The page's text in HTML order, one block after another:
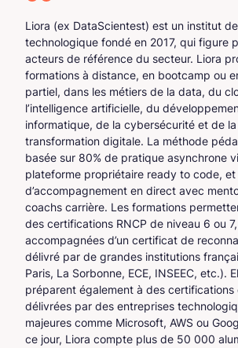
Liora (ex DataScientest) est un institut
technologique fondé en 2017, qui figure
acteurs de référence du secteur. Liora
formations à distance, en bootcamp ou
partiel, dans les métiers de la data, du
l’intelligence artificielle, du
informatique, de la cybersécurité et de la
transformation digitale. La méthode
basée sur 80% de pratique asynchrone
plateforme propriétaire ready to code, et
d’accompagnement en direct avec
coachs carrière. Les formations
des certifications RNCP de niveau 6 ou
accompagnées d’un certificat de
délivré par de grandes institutions
Paris, La Sorbonne, ECE, INSEEC, etc.).
préparent également à des certifications
délivrées par des entreprises
majeures comme Microsoft, AWS ou
ce jour, Liora compte plus de 50 000